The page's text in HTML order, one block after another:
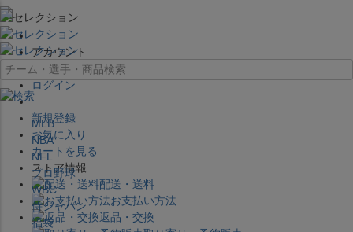
×
アカウント
ログイン
新規登録
お気に入り
カートを見る
ストア情報
配送・送料
お支払い方法
返品・交換
MLB
NBA
NFL
プロ野球
WBC
侍ジャパン
福袋